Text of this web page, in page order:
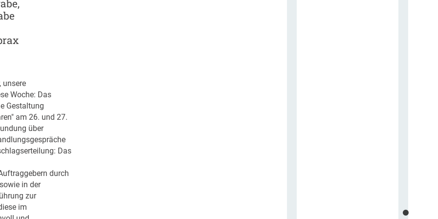
unsere
Woche: Das
Gestaltung
am 26. und 27.
über
Das
durch
in der
zur
im